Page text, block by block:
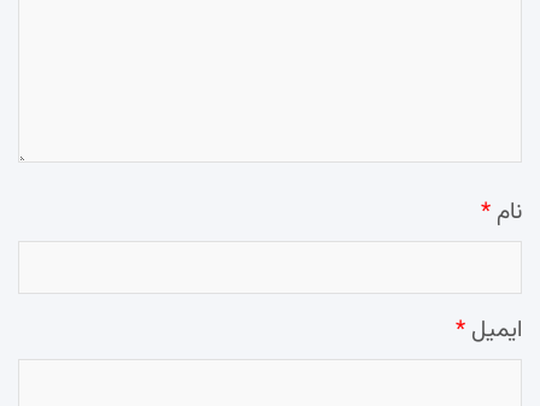
نام *
ایمیل *